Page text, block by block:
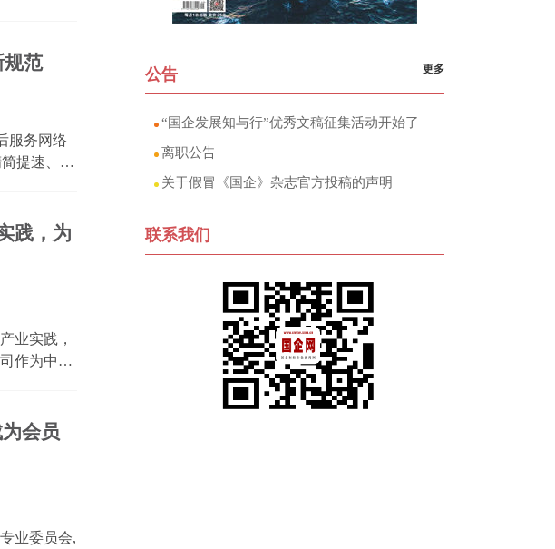
规范
服务网络
提速、养
践，为
业实践，
作为中国
会员
业委员会,
公告 更多
“国企发展知与行”优秀文稿征集活动开始了
离职公告
关于假冒《国企》杂志官方投稿的声明
联系我们